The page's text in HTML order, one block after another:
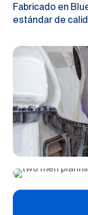
Fabricado en
estándar de